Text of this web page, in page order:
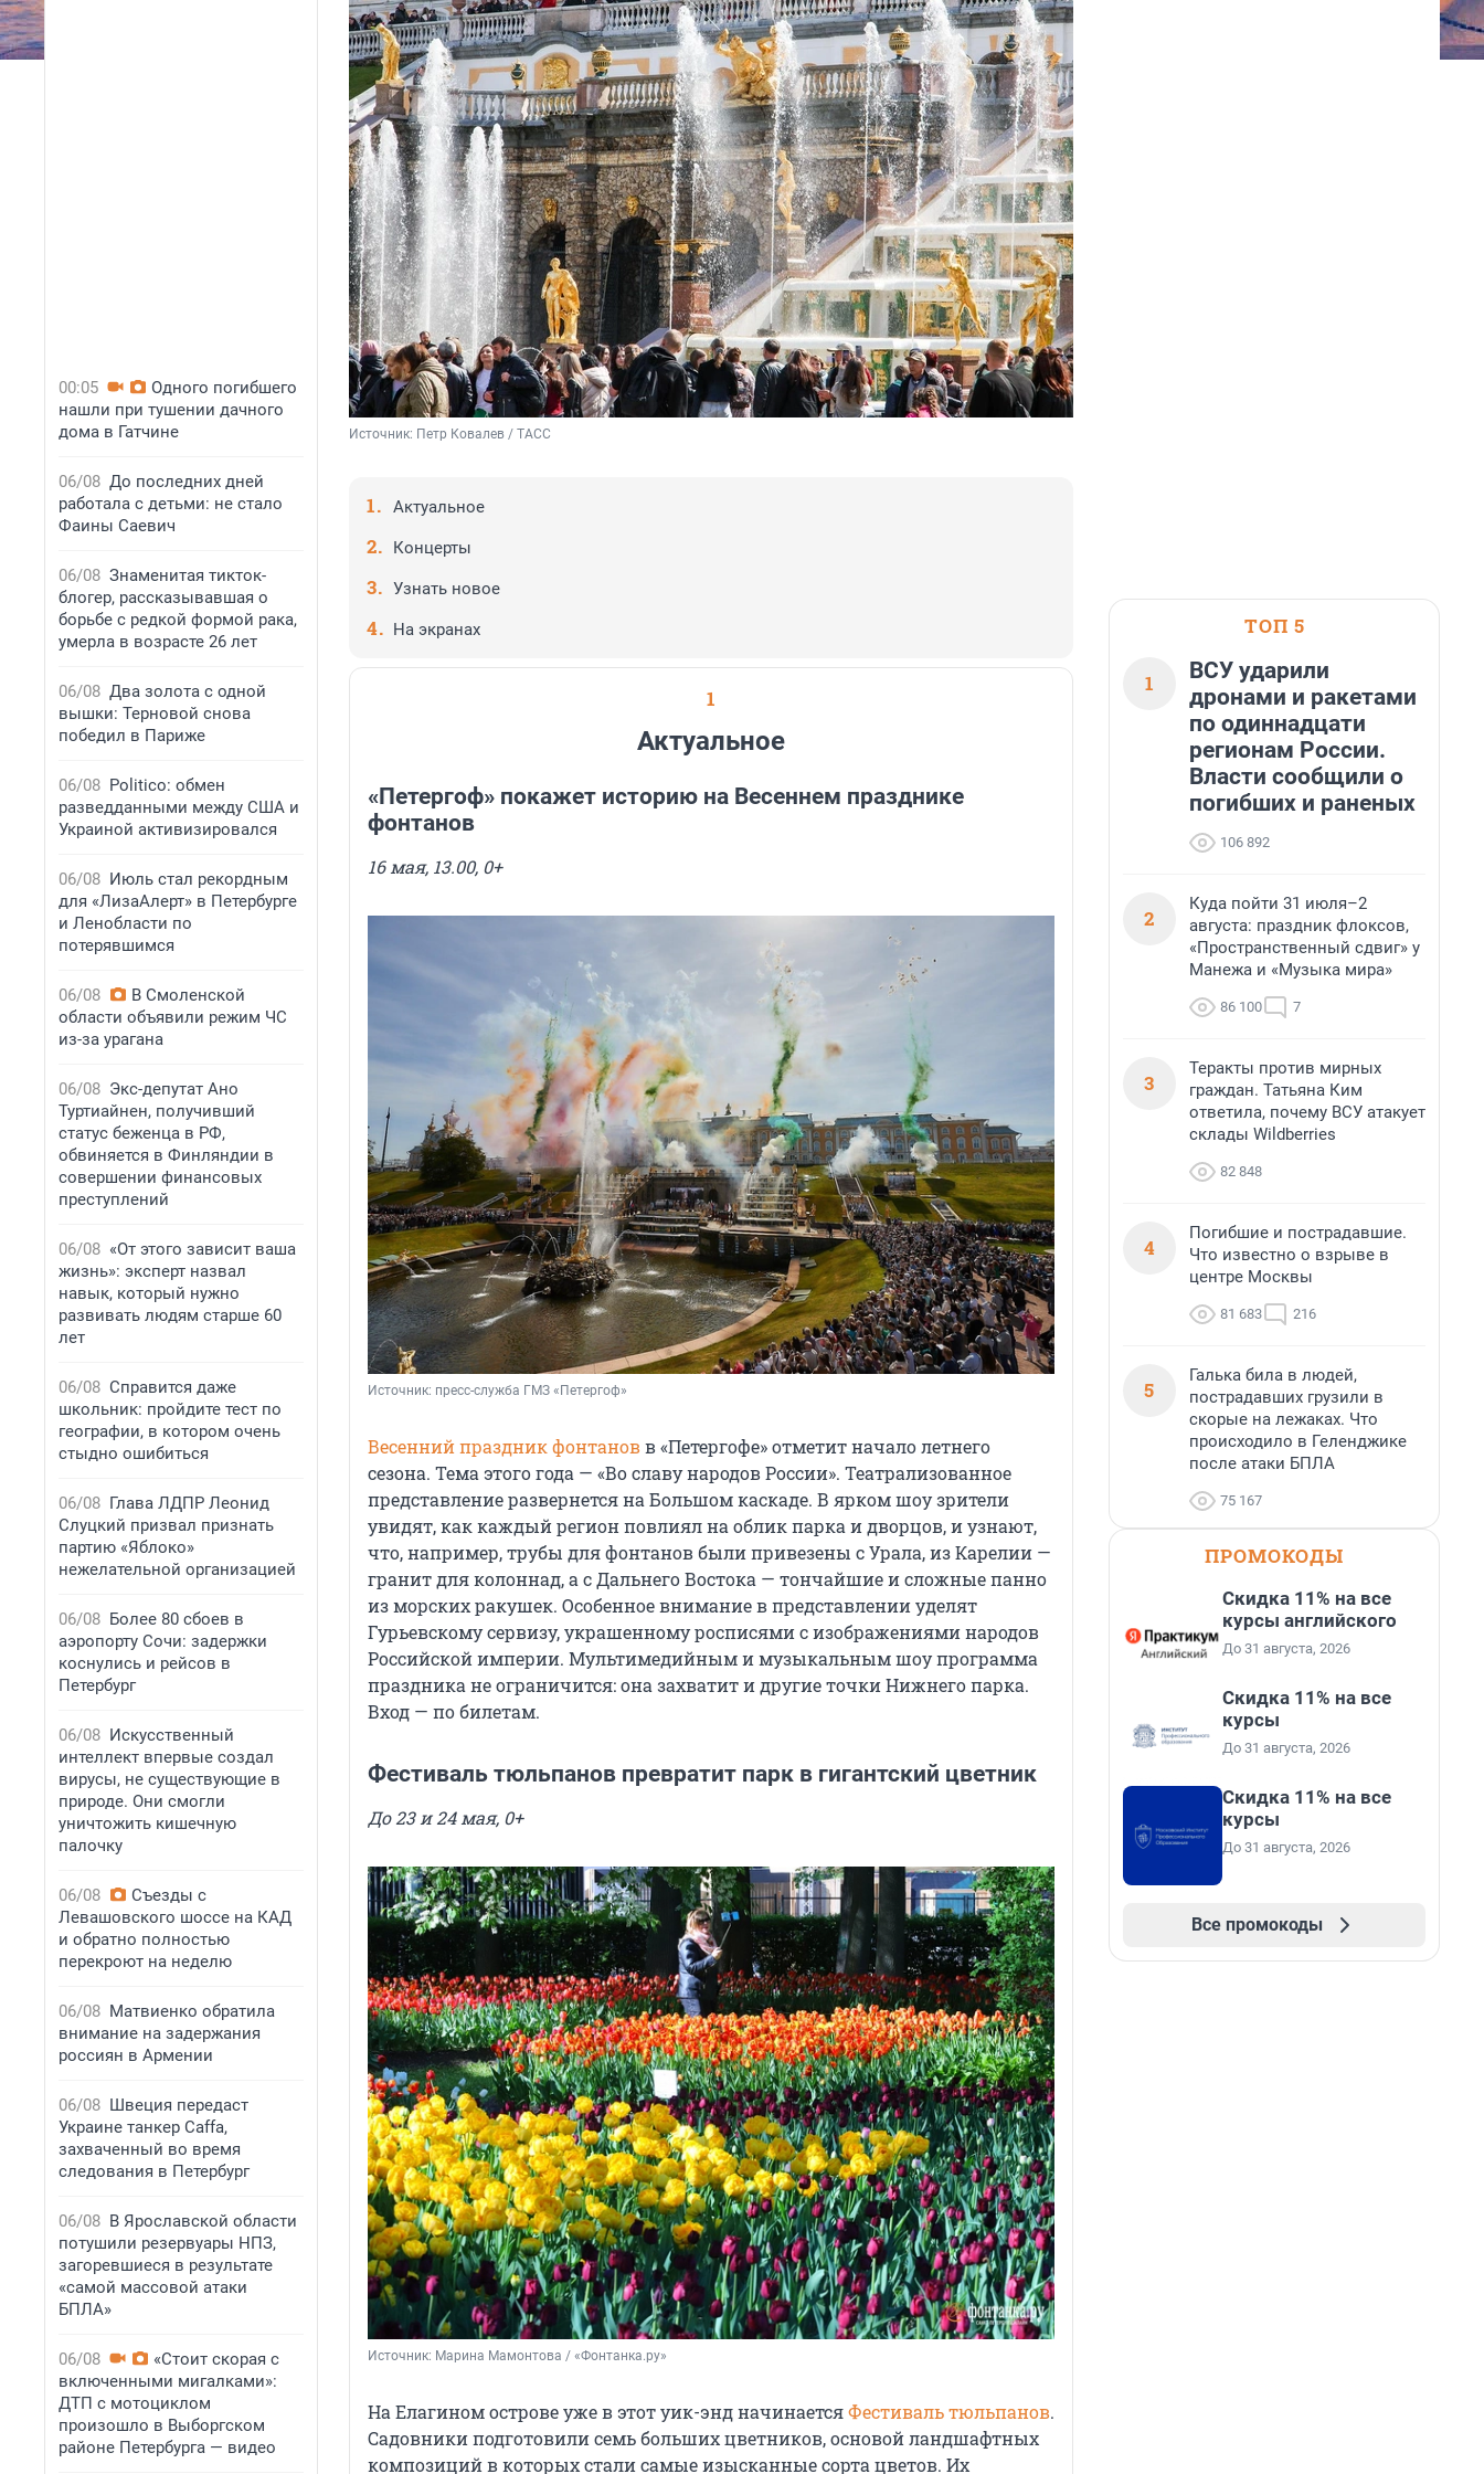
00:05
Одного погибшего
нашли при тушении дачного
дома в Гатчине
06/08 До последних дней
работала с детьми: не стало
Фаины Саевич
06/08 Знаменитая тикток-
блогер, рассказывавшая о
борьбе с редкой формой рака,
умерла в возрасте 26 лет
06/08 Два золота с одной
вышки: Терновой снова
победил в Париже
06/08 Politico: обмен
разведданными между США и
Украиной активизировался
06/08 Июль стал рекордным
для «ЛизаАлерт» в Петербурге
и Ленобласти по
потерявшимся
06/08
В Смоленской
области объявили режим ЧС
из-за урагана
06/08 Экс-депутат Ано
Туртиайнен, получивший
статус беженца в РФ,
обвиняется в Финляндии в
совершении финансовых
преступлений
06/08 «От этого зависит ваша
жизнь»: эксперт назвал
навык, который нужно
развивать людям старше 60
лет
06/08 Справится даже
школьник: пройдите тест по
географии, в котором очень
стыдно ошибиться
06/08 Глава ЛДПР Леонид
Слуцкий призвал признать
партию «Яблоко»
нежелательной организацией
06/08 Более 80 сбоев в
аэропорту Сочи: задержки
коснулись и рейсов в
Петербург
06/08 Искусственный
интеллект впервые создал
вирусы, не существующие в
природе. Они смогли
уничтожить кишечную
палочку
06/08
Съезды с
Левашовского шоссе на КАД
и обратно полностью
перекроют на неделю
06/08 Матвиенко обратила
внимание на задержания
россиян в Армении
06/08 Швеция передаст
Украине танкер Caffa,
захваченный во время
следования в Петербург
06/08 В Ярославской области
потушили резервуары НПЗ,
загоревшиеся в результате
«самой массовой атаки
БПЛА»
06/08
«Стоит скорая с
включенными мигалками»:
ДТП с мотоциклом
произошло в Выборгском
районе Петербурга — видео
Источник: Петр Ковалев / ТАСС
Актуальное
Концерты
Узнать новое
На экранах
1
Актуальное
«Петергоф» покажет историю на Весеннем празднике
фонтанов
16 мая, 13.00, 0+
Источник: пресс-служба ГМЗ «Петергоф»
Весенний праздник фонтановв «Петергофе» отметит начало летнего
сезона. Тема этого года — «Во славу народов России». Театрализованное
представление развернется на Большом каскаде. В ярком шоу зрители
увидят, как каждый регион повлиял на облик парка и дворцов, и узнают,
что, например, трубы для фонтанов были привезены с Урала, из Карелии —
гранит для колоннад, а с Дальнего Востока — тончайшие и сложные панно
из морских ракушек. Особенное внимание в представлении уделят
Гурьевскому сервизу, украшенному росписями с изображениями народов
Российской империи. Мультимедийным и музыкальным шоу программа
праздника не ограничится: она захватит и другие точки Нижнего парка.
Вход — по билетам.
Фестиваль тюльпанов превратит парк в гигантский цветник
До 23 и 24 мая, 0+
Источник: Марина Мамонтова / «Фонтанка.ру»
На Елагином острове уже в этот уик-энд начинаетсяФестиваль тюльпанов.
Садовники подготовили семь больших цветников, основой ландшафтных
композиций в которых стали самые изысканные сорта цветов. Их
ТОП 5
1
ВСУ ударили
дронами и ракетами
по одиннадцати
регионам России.
Власти сообщили о
погибших и раненых
106 892
2
Куда пойти 31 июля–2
августа: праздник флоксов,
«Пространственный сдвиг» у
Манежа и «Музыка мира»
86 100 7
3
Теракты против мирных
граждан. Татьяна Ким
ответила, почему ВСУ атакует
склады Wildberries
82 848
4
Погибшие и пострадавшие.
Что известно о взрыве в
центре Москвы
81 683 216
5
Галька била в людей,
пострадавших грузили в
скорые на лежаках. Что
происходило в Геленджике
после атаки БПЛА
75 167
ПРОМОКОДЫ
Скидка 11% на все
курсы английского
До 31 августа, 2026
Скидка 11% на все
курсы
До 31 августа, 2026
Скидка 11% на все
курсы
До 31 августа, 2026
Все промокоды